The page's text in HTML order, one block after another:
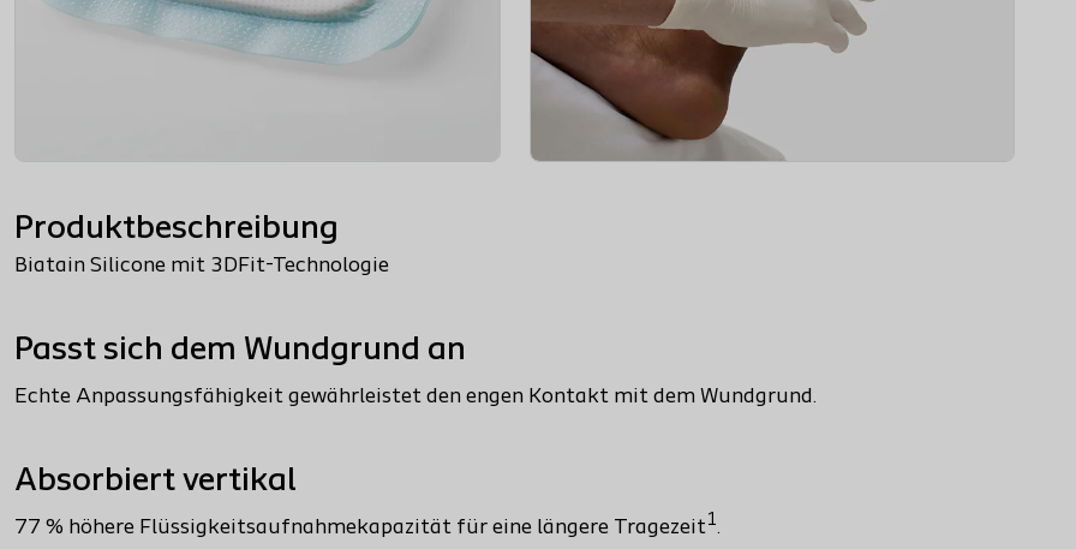
Produktbeschreibung
Biatain Silicone mit 3DFit-Technologie
Passt sich dem Wundgrund an
Echte Anpassungsfähigkeit gewährleistet den engen Kontakt mit dem Wundgrund.
Absorbiert vertikal
77 % höhere Flüssigkeitsaufnahmekapazität für eine längere Tragezeit1.